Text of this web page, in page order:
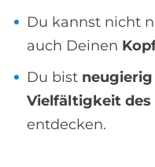
Du kannst nicht
auch Deinen
Du bist neugierig
Vielfältigkeit des
entdecken.